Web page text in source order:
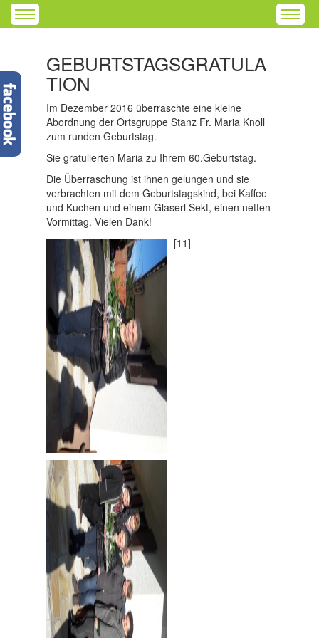
GEBURTSTAGSGRATULA
TION
Im Dezember 2016 überraschte eine kleine
Abordnung der Ortsgruppe Stanz Fr. Maria Knoll
zum runden Geburtstag.
Sie gratulierten Maria zu Ihrem 60.Geburtstag.
Die Überraschung ist ihnen gelungen und sie
verbrachten mit dem Geburtstagskind, bei Kaffee
und Kuchen und einem Glaserl Sekt, einen netten
Vormittag. Vielen Dank!
[11]